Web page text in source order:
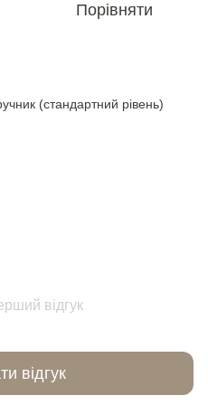
Порівняти
(стандартний рівень)
відгук
відгук